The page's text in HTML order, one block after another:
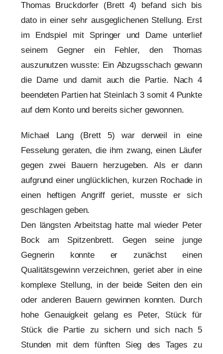
Thomas Bruckdorfer (Brett 4) befand sich bis
dato in einer sehr ausgeglichenen Stellung. Erst
im Endspiel mit Springer und Dame unterlief
seinem Gegner ein Fehler, den Thomas
auszunutzen wusste: Ein Abzugsschach gewann
die Dame und damit auch die Partie. Nach 4
beendeten Partien hat Steinlach 3 somit 4 Punkte
auf dem Konto und bereits sicher gewonnen.
Michael Lang (Brett 5) war derweil in eine
Fesselung geraten, die ihm zwang, einen Läufer
gegen zwei Bauern herzugeben. Als er dann
aufgrund einer unglücklichen, kurzen Rochade in
einen heftigen Angriff geriet, musste er sich
geschlagen geben.
Den längsten Arbeitstag hatte mal wieder Peter
Bock am Spitzenbrett. Gegen seine junge
Gegnerin konnte er zunächst einen
Qualitätsgewinn verzeichnen, geriet aber in eine
komplexe Stellung, in der beide Seiten den ein
oder anderen Bauern gewinnen konnten. Durch
hohe Genauigkeit gelang es Peter, Stück für
Stück die Partie zu sichern und sich nach 5
Stunden mit dem fünften Sieg des Tages zu